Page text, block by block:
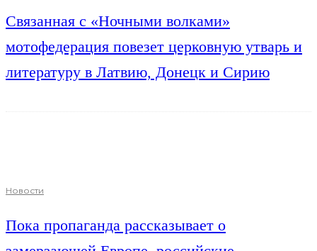
Связанная с «Ночными волками»
мотофедерация повезет церковную утварь и
литературу в Латвию, Донецк и Сирию
Новости
Пока пропаганда рассказывает о